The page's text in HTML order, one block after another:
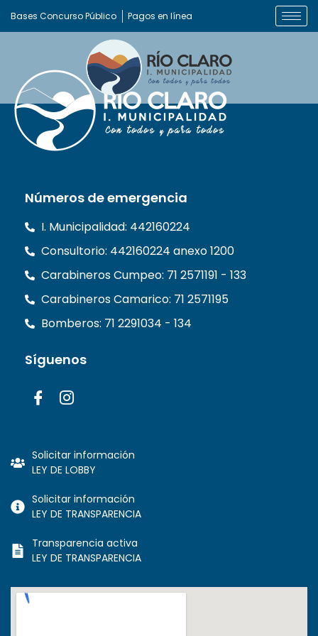
Bases Concurso Público Pagos en línea
Números de emergencia
I. Municipalidad: 442160224
Consultorio: 442160224 anexo 1200
Carabineros Cumpeo: 71 2571191 - 133
Carabineros Camarico: 71 2571195
Bomberos: 71 2291034 - 134
Síguenos
Solicitar información
LEY DE LOBBY
Solicitar información
LEY DE TRANSPARENCIA
Transparencia activa
LEY DE TRANSPARENCIA